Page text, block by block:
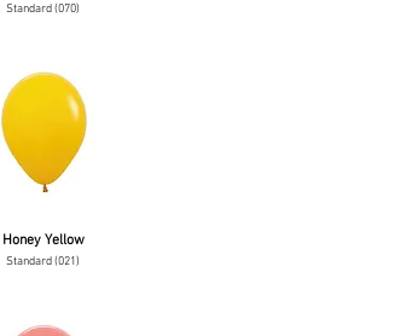
Standard (070)
Honey Yellow
Standard (021)